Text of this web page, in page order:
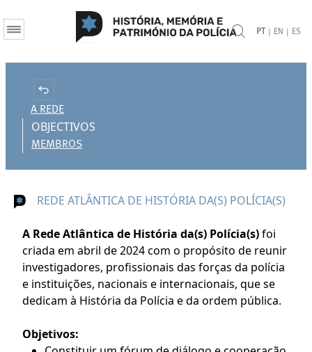
PT | EN | ES
A REDE
OBJECTIVOS
MEMBROS
REDE ATLÂNTICA DE HISTÓRIA DA(S) POLÍCIA(S)
A Rede Atlântica de História da(s) Polícia(s)foi
criada em abril de 2024 com o propósito de reunir
investigadores, profissionais das forças da polícia
e instituições, nacionais e internacionais, que se
dedicam à História da Polícia e da ordem pública.
Objetivos: